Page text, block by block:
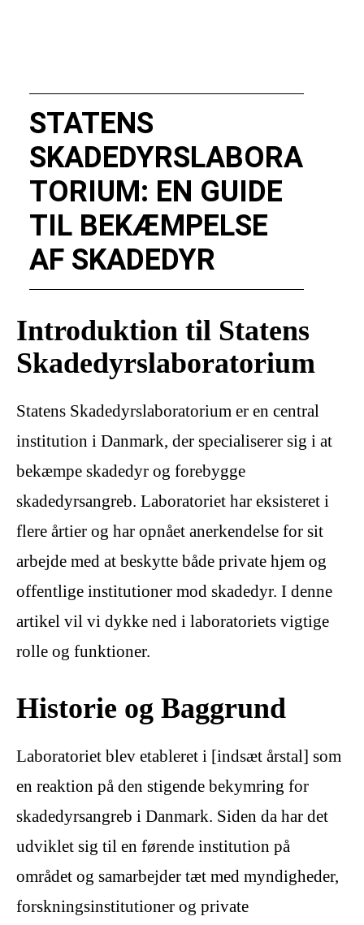
STATENS
SKADEDYRSLABORA
TORIUM: EN GUIDE
TIL BEKÆMPELSE
AF SKADEDYR
Introduktion til Statens
Skadedyrslaboratorium
Statens Skadedyrslaboratorium er en central
institution i Danmark, der specialiserer sig i at
bekæmpe skadedyr og forebygge
skadedyrsangreb. Laboratoriet har eksisteret i
flere årtier og har opnået anerkendelse for sit
arbejde med at beskytte både private hjem og
offentlige institutioner mod skadedyr. I denne
artikel vil vi dykke ned i laboratoriets vigtige
rolle og funktioner.
Historie og Baggrund
Laboratoriet blev etableret i [indsæt årstal] som
en reaktion på den stigende bekymring for
skadedyrsangreb i Danmark. Siden da har det
udviklet sig til en førende institution på
området og samarbejder tæt med myndigheder,
forskningsinstitutioner og private